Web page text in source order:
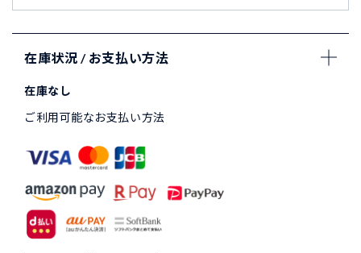
在庫状況 / お支払い方法
在庫なし
ご利用可能なお支払い方法